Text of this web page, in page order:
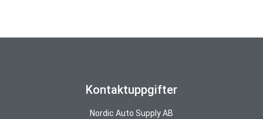
Kontaktuppgifter
Nordic Auto Supply AB